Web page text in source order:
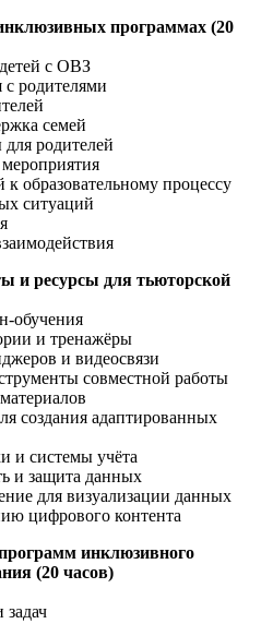
программах (20
с ОВЗ
родителями
семей
родителей
образовательному процессу
ситуаций
и ресурсы для тьюторской
обучения
и тренажёры
и видеосвязи
совместной работы
создания адаптированных
и системы учёта
и защита данных
для визуализации данных
цифрового контента
инклюзивного
(20 часов)